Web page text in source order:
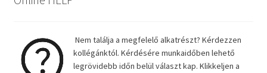
Nem találja a megfelelő alkatrészt? Kérdezzen
kollégánktól. Kérdésére munkaidőben lehető
legrövidebb időn belül választ kap. Klikkeljen a